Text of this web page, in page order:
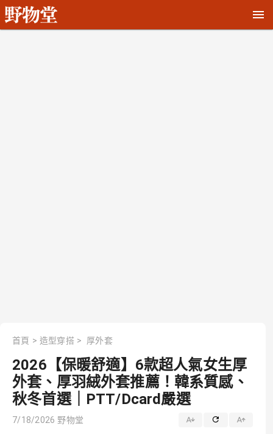
首頁 > 造型穿搭 > 厚外套
2026【保暖舒適】6款超人氣女生厚
外套、厚羽絨外套推薦！韓系質感、
秋冬首選｜PTT/Dcard嚴選
7/18/2026 野物堂